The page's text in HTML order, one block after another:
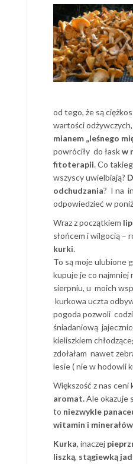
od tego, że są
wartości
mianem „leśnego
powróciły do łaskw
fitoterapii. Co
wszyscy uwielbiają?
odchudzania? I na
odpowiedzieć w
Wraz z początkiem
słońcem i wilgocią –
kurki.
To są moje ulubione
kupuje je co
sierpniu, u moich
kurkowa uczta
pogoda pozwoli
śniadaniową
kieliszkiem
zdołałam nawet
lesie ( nie w hodowli
Większość z nas ceni
aromat.Ale okazuje
to niezwykle
witamin i minerałów
Kurka, inaczej
liszką, stągiewką